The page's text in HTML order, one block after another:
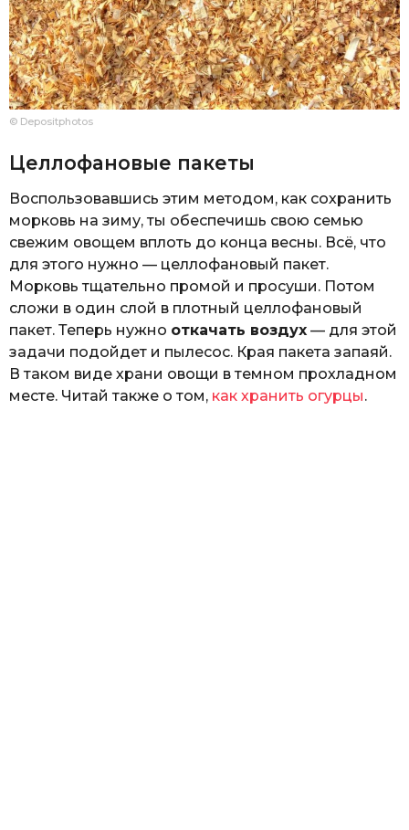
© Depositphotos
Целлофановые пакеты
Воспользовавшись этим методом, как сохранить
морковь на зиму, ты обеспечишь свою семью
свежим овощем вплоть до конца весны. Всё, что
для этого нужно — целлофановый пакет.
Морковь тщательно промой и просуши. Потом
сложи в один слой в плотный целлофановый
пакет. Теперь нужно откачать воздух — для этой
задачи подойдет и пылесос. Края пакета запаяй.
В таком виде храни овощи в темном прохладном
месте. Читай также о том, как хранить огурцы.